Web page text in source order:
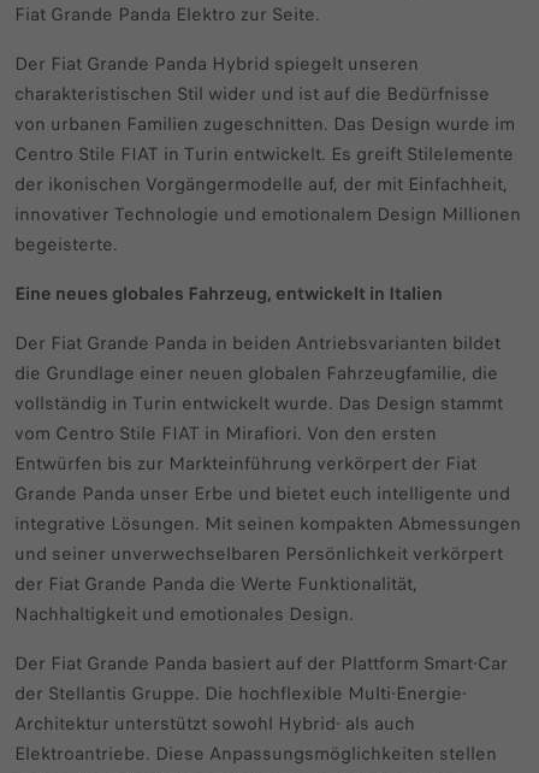
Fiat Grande Panda Elektro zur Seite.
Der Fiat Grande Panda Hybrid spiegelt unseren
charakteristischen Stil wider und ist auf die Bedürfnisse
von urbanen Familien zugeschnitten. Das Design wurde im
Centro Stile FIAT in Turin entwickelt. Es greift Stilelemente
der ikonischen Vorgängermodelle auf, der mit Einfachheit,
innovativer Technologie und emotionalem Design Millionen
begeisterte.
Eine neues globales Fahrzeug, entwickelt in Italien
Der Fiat Grande Panda in beiden Antriebsvarianten bildet
die Grundlage einer neuen globalen Fahrzeugfamilie, die
vollständig in Turin entwickelt wurde. Das Design stammt
vom Centro Stile FIAT in Mirafiori. Von den ersten
Entwürfen bis zur Markteinführung verkörpert der Fiat
Grande Panda unser Erbe und bietet euch intelligente und
integrative Lösungen. Mit seinen kompakten Abmessungen
und seiner unverwechselbaren Persönlichkeit verkörpert
der Fiat Grande Panda die Werte Funktionalität,
Nachhaltigkeit und emotionales Design.
Der Fiat Grande Panda basiert auf der Plattform Smart-Car
der Stellantis Gruppe. Die hochflexible Multi-Energie-
Architektur unterstützt sowohl Hybrid- als auch
Elektroantriebe. Diese Anpassungsmöglichkeiten stellen